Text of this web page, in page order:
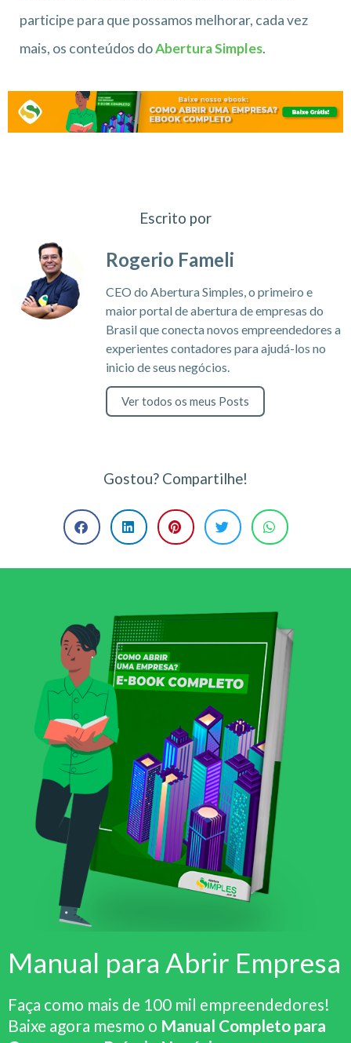
participe para que possamos melhorar, cada vez
mais, os conteúdos doAbertura Simples.
Escrito por
Rogerio Fameli
CEO do Abertura Simples, o primeiro e
maior portal de abertura de empresas do
Brasil que conecta novos empreendedores a
experientes contadores para ajudá-los no
inicio de seus negócios.
Ver todos os meus Posts
Gostou? Compartilhe!
Manual para Abrir Empresa
Faça como mais de 100 mil empreendedores!
Baixe agora mesmo o Manual Completo para